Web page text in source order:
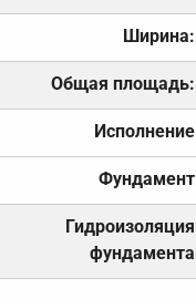
Ширина:
Общая площадь:
Исполнение
Фундамент
Гидроизоляция
фундамента